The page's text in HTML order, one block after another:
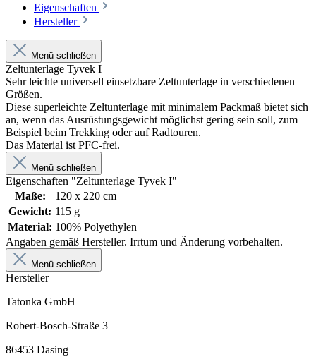
Eigenschaften
Hersteller
Menü schließen
Zeltunterlage Tyvek I
Sehr leichte universell einsetzbare Zeltunterlage in verschiedenen
Größen.
Diese superleichte Zeltunterlage mit minimalem Packmaß bietet sich
an, wenn das Ausrüstungsgewicht möglichst gering sein soll, zum
Beispiel beim Trekking oder auf Radtouren.
Das Material ist PFC-frei.
Menü schließen
Eigenschaften "Zeltunterlage Tyvek I"
Maße:
120 x 220 cm
Gewicht: 115 g
Material: 100% Polyethylen
Angaben gemäß Hersteller. Irrtum und Änderung vorbehalten.
Menü schließen
Hersteller
Tatonka GmbH
Robert-Bosch-Straße 3
86453 Dasing